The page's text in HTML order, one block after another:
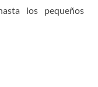
los pequeños